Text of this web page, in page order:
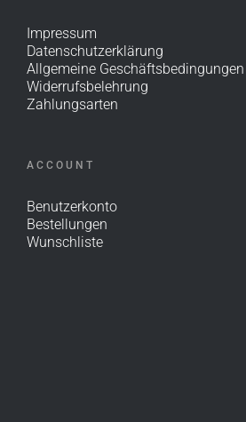
Impressum
Datenschutzerklärung
Allgemeine Geschäftsbedingungen
Widerrufsbelehrung
Zahlungsarten
ACCOUNT
Benutzerkonto
Bestellungen
Wunschliste